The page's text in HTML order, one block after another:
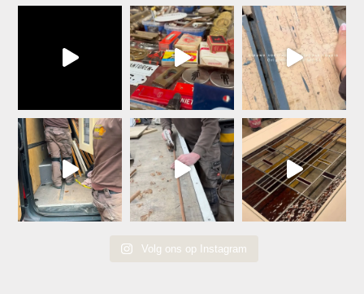
Volg ons op Instagram